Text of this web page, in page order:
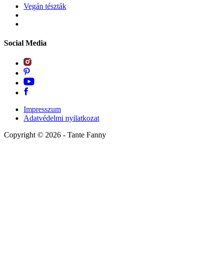
Vegán tészták
Social Media
Impresszum
Adatvédelmi nyilatkozat
Copyright © 2026 - Tante Fanny